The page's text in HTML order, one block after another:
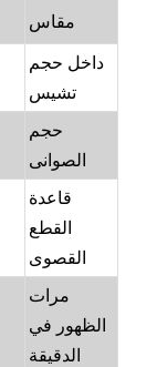
مقاس
داخل حجم
تشيس
حجم
الصوانى
قاعدة
القطع
القصوى
مرات
الظهور في
الدقيقة